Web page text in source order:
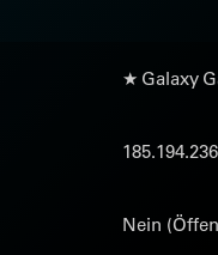
★ Galaxy
Nein